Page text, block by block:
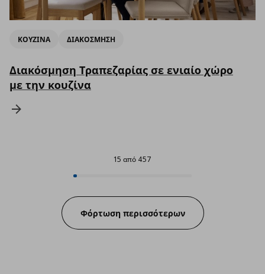
ΚΟΥΖΙΝΑ ΔΙΑΚΟΣΜΗΣΗ
Διακόσμηση Τραπεζαρίας σε ενιαίο χώρο
με την κουζίνα
15 από 457
Progress:
Φόρτωση περισσότερων